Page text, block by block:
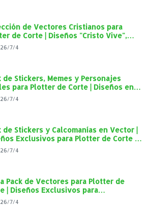
de Vectores Cristianos para
de Corte | Diseños "Cristo Vive",
Vive" y Virgen de Guadalupe en Alta
7/4
de Stickers, Memes y Personajes
para Plotter de Corte | Diseños en
7/4
de Stickers y Calcomanías en Vector |
Exclusivos para Plotter de Corte y
Automotriz
7/4
Pack de Vectores para Plotter de
| Diseños Exclusivos para
Automotriz
7/4